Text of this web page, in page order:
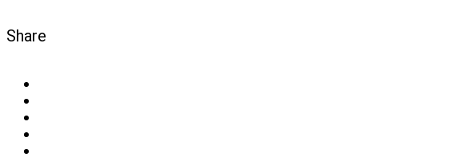
Share